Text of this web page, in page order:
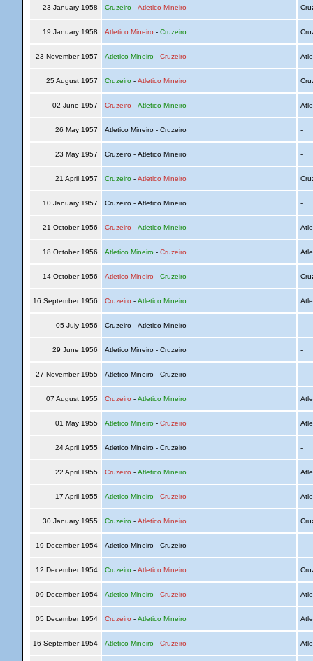
23 January 1958 Cruzeiro- Atletico Mineiro
19 January 1958 Atletico Mineiro - Cruzeiro
23 November 1957 Atletico Mineiro- Cruzeiro
25 August 1957 Cruzeiro- Atletico Mineiro
02 June 1957 Cruzeiro - Atletico Mineiro
26 May 1957 Atletico Mineiro - Cruzeiro -
23 May 1957 Cruzeiro - Atletico Mineiro -
21 April 1957 Cruzeiro- Atletico Mineiro
10 January 1957 Cruzeiro - Atletico Mineiro -
21 October 1956 Cruzeiro - Atletico Mineiro
18 October 1956 Atletico Mineiro- Cruzeiro
14 October 1956 Atletico Mineiro - Cruzeiro
16 September 1956 Cruzeiro - Atletico Mineiro
05 July 1956 Cruzeiro - Atletico Mineiro -
29 June 1956 Atletico Mineiro - Cruzeiro -
27 November 1955 Atletico Mineiro - Cruzeiro -
07 August 1955 Cruzeiro - Atletico Mineiro
01 May 1955 Atletico Mineiro- Cruzeiro
24 April 1955 Atletico Mineiro - Cruzeiro -
22 April 1955 Cruzeiro - Atletico Mineiro
17 April 1955 Atletico Mineiro- Cruzeiro
30 January 1955 Cruzeiro- Atletico Mineiro
19 December 1954 Atletico Mineiro - Cruzeiro -
12 December 1954 Cruzeiro- Atletico Mineiro
09 December 1954 Atletico Mineiro- Cruzeiro
05 December 1954 Cruzeiro - Atletico Mineiro
16 September 1954 Atletico Mineiro- Cruzeiro